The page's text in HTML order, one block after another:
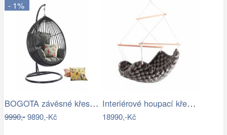
- 1%
BOGOTA závěsné křeslo ROJAPLAST
9990,-9890,-Kč
Interiérové houpací křeslo Swingy In…
18990,-Kč